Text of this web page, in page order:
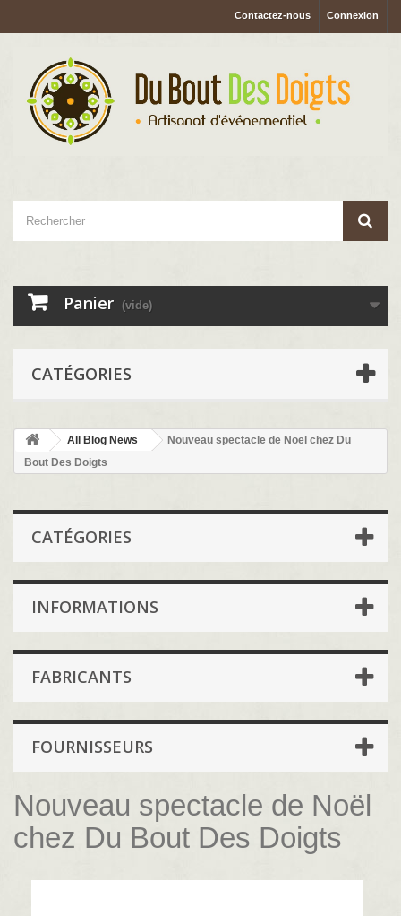
Connexion
Contactez-nous
Panier (vide)
CATÉGORIES
All Blog News
Nouveau spectacle de Noël chez Du
Bout Des Doigts
CATÉGORIES
INFORMATIONS
FABRICANTS
FOURNISSEURS
Nouveau spectacle de Noël
chez Du Bout Des Doigts